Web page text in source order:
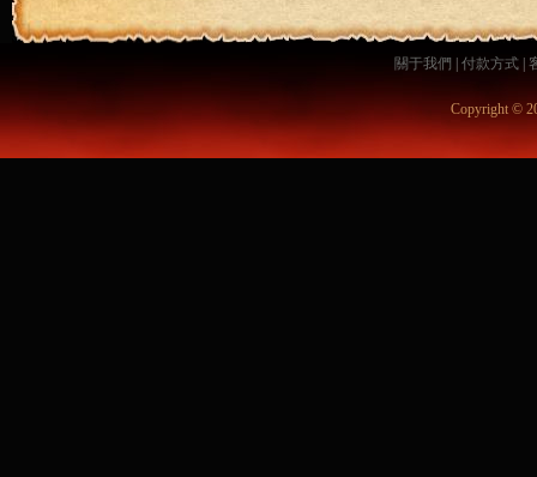
關于我們 付款方式
Copyright ©